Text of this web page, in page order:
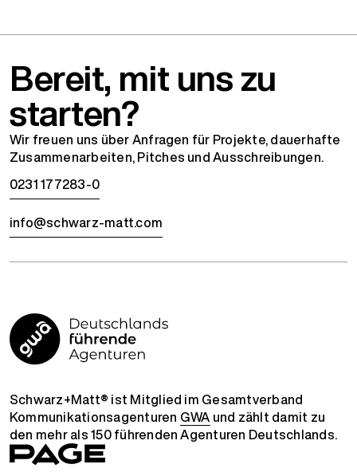
Bereit, mit uns zu
starten?
Wir freuen uns über Anfragen für Projekte, dauerhafte
Zusammenarbeiten, Pitches und Ausschreibungen.
0231 177283-0
info@schwarz-matt.com
Schwarz+Matt® ist Mitglied im Gesamtverband
Kommunikationsagenturen GWA und zählt damit zu
den mehr als 150 führenden Agenturen Deutschlands.